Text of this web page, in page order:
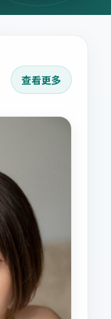
查看更多